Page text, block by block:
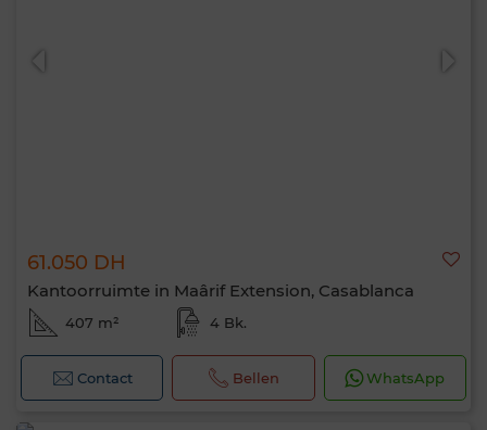
61.050 DH
Kantoorruimte in Maârif Extension, Casablanca
407 m² 4 Bk.
Contact Bellen WhatsApp